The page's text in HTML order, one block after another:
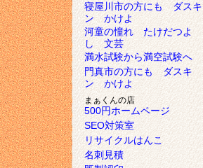
寝屋川市の方にも ダスキ
ン かけよ
河童の憧れ たけだつよ
し 文芸
満水試験から満空試験へ
門真市の方にも ダスキ
ン かけよ
まぁくんの店
500円ホームページ
SEO対策室
リサイクルはんこ
名刺見積